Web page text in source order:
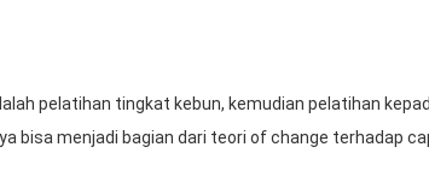
pelatihan tingkat kebun, kemudian pelatihan
bisa menjadi bagian dari teori of change terhadap